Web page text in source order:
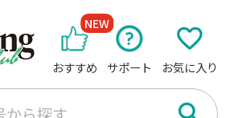
おすすめ
NEW
サポート お気に入り